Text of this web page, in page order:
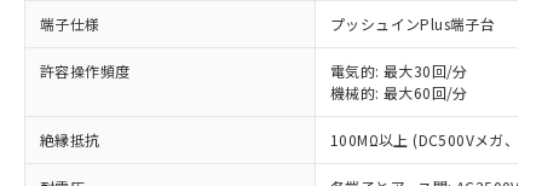
端子仕様 プッシュインPlus端子台
許容操作頻度
電気的: 最大30回/分
機械的: 最大60回/分
絶縁抵抗 100MΩ以上 (DC500Vメガ、点
本サービスは、当社制御機器事業取扱
商品の当社在庫状況および標準価格
(税抜)を提供させていただくもので
当社制御機器事業取扱商品の中には、
本サービスの対象外となる商品もある
調査・確認中：EU RoHS指令（10物質）の
非含有の対応状況を調査中または確認中の
商品です。
非該当品：ライセンス料など無形物で、有
害物質有無と関係のない商品です。
仕入先様の事情により、非含有部品として
いたものが、含有品と判明した場合などや
「○」：最大均質材料含有率が中国RoHSの
基準値以下であることを示します。
「×」：最大均質材料含有率が中国RoHSの
基準値を超えていることを示します。
当社は、これら貴社製品のうち、外国